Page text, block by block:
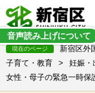
音声読み上げについて
現在のページ 新宿区外
子育て・教育
> 妊娠・
女性・母子の緊急一時保